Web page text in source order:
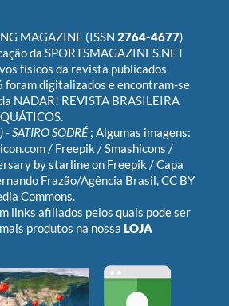
MAGAZINE (ISSN 2764-4677)
da SPORTSMAGAZINES.NET
físicos da revista publicados
digitalizados e encontram-se
NADAR! REVISTA BRASILEIRA
.
- SATIRO SODRÉ ; Algumas imagens:
/ Freepik / Smashicons /
by starline on Freepik / Capa
Frazão/Agência Brasil CC BY
Commons.
links afiliados pelos quais pode ser
produtos na nossa LOJA